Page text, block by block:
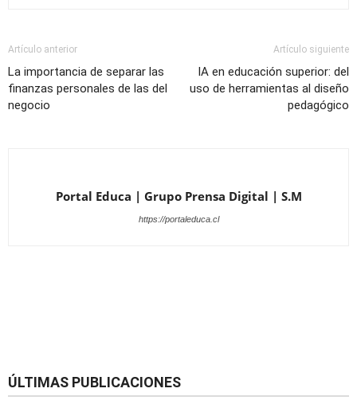
Artículo anterior
La importancia de separar las
finanzas personales de las del
negocio
Artículo siguiente
IA en educación superior: del
uso de herramientas al diseño
pedagógico
Portal Educa | Grupo Prensa Digital | S.M
https://portaleduca.cl
ÚLTIMAS PUBLICACIONES